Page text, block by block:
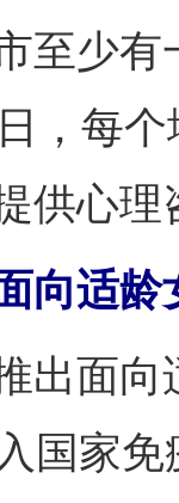
至少
，每
供心
适龄
面向
国家